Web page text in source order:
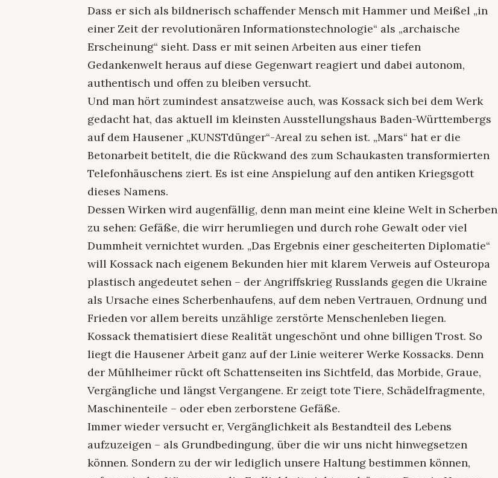
Dass er sich als bildnerisch schaffender Mensch mit Hammer und Meißel „in
einer Zeit der revolutionären Informationstechnologie“ als „archaische
Erscheinung“ sieht. Dass er mit seinen Arbeiten aus einer tiefen
Gedankenwelt heraus auf diese Gegenwart reagiert und dabei autonom,
authentisch und offen zu bleiben versucht.
Und man hört zumindest ansatzweise auch, was Kossack sich bei dem Werk
gedacht hat, das aktuell im kleinsten Ausstellungshaus Baden-Württembergs
auf dem Hausener „KUNSTdünger“-Areal zu sehen ist. „Mars“ hat er die
Betonarbeit betitelt, die die Rückwand des zum Schaukasten transformierten
Telefonhäuschens ziert. Es ist eine Anspielung auf den antiken Kriegsgott
dieses Namens.
Dessen Wirken wird augenfällig, denn man meint eine kleine Welt in Scherben
zu sehen: Gefäße, die wirr herumliegen und durch rohe Gewalt oder viel
Dummheit vernichtet wurden. „Das Ergebnis einer gescheiterten Diplomatie“
will Kossack nach eigenem Bekunden hier mit klarem Verweis auf Osteuropa
plastisch angedeutet sehen – der Angriffskrieg Russlands gegen die Ukraine
als Ursache eines Scherbenhaufens, auf dem neben Vertrauen, Ordnung und
Frieden vor allem bereits unzählige zerstörte Menschenleben liegen.
Kossack thematisiert diese Realität ungeschönt und ohne billigen Trost. So
liegt die Hausener Arbeit ganz auf der Linie weiterer Werke Kossacks. Denn
der Mühlheimer rückt oft Schattenseiten ins Sichtfeld, das Morbide, Graue,
Vergängliche und längst Vergangene. Er zeigt tote Tiere, Schädelfragmente,
Maschinenteile – oder eben zerborstene Gefäße.
Immer wieder versucht er, Vergänglichkeit als Bestandteil des Lebens
aufzuzeigen – als Grundbedingung, über die wir uns nicht hinwegsetzen
können. Sondern zu der wir lediglich unsere Haltung bestimmen können,